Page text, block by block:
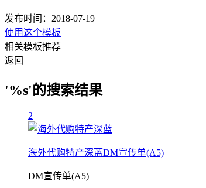
发布时间：2018-07-19
使用这个模板
相关模板推荐
返回
'%s'的搜索结果
2
海外代购特产深蓝DM宣传单(A5)
DM宣传单(A5)